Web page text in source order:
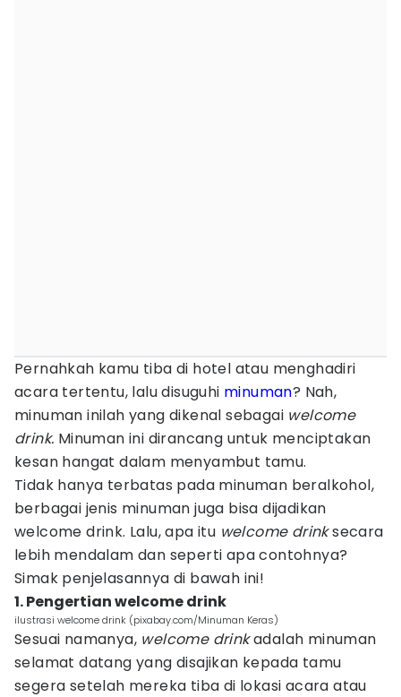
Pernahkah kamu tiba di hotel atau menghadiri
acara tertentu, lalu disuguhi minuman? Nah,
minuman inilah yang dikenal sebagai welcome
drink. Minuman ini dirancang untuk menciptakan
kesan hangat dalam menyambut tamu.
Tidak hanya terbatas pada minuman beralkohol,
berbagai jenis minuman juga bisa dijadikan
welcome drink. Lalu, apa itu welcome drinksecara
lebih mendalam dan seperti apa contohnya?
Simak penjelasannya di bawah ini!
1. Pengertian welcome drink
ilustrasi welcome drink (pixabay.com/Minuman Keras)
Sesuai namanya, welcome drinkadalah minuman
selamat datang yang disajikan kepada tamu
segera setelah mereka tiba di lokasi acara atau